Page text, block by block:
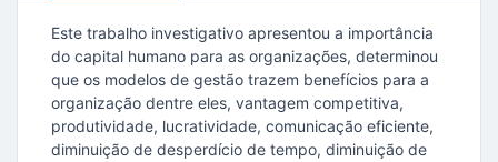
Este trabalho investigativo apresentou a importância
do capital humano para as organizações, determinou
que os modelos de gestão trazem benefícios para a
organização dentre eles, vantagem competitiva,
produtividade, lucratividade, comunicação eficiente,
diminuição de desperdício de tempo, diminuição de